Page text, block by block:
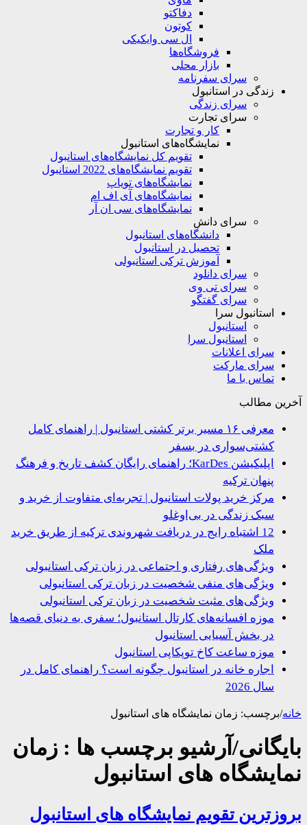
دفاکتو
کوتون
ال سی وایکیکی
فروشگاه‌ها
بازار محلی
سرای سفرنامه
زندگی در استانبول
سرای زندگی
سرای تجارت
کار و تجارت
نمایشگاه‌های استانبول
تقویم کل نمایشگاه‌های استانبول
تقویم نمایشگاه‌های 2022 استانبول
نمایشگاه‌های تویاپ
نمایشگاه‌های آی اف ام
نمایشگاه‌های سی ان آر
سرای دانش
دانشگاه‌های استانبول
تحصیل در استانبول
آموزش ترکی استانبولی
سرای دانلود
سرای تی وی
سرای گفتگو
استانبول سرا
استانبول
استانبول سرا
سرای اعلانات
سرای مارکت
تماس با ما
مطالب
معرفی ۱۶ مسیر برتر کشتی استانبول | راهنمای کامل
کشتی‌سواری در بسفر
اپلیکیشن KarDes؛ راهنمای رایگان کشف تاریخ و فرهنگ
پنهان ترکیه
مرکز خرید پولات استانبول | تجربه‌ای متفاوت از خرید و
سبک زندگی در بی‌اوغلو
12 اشتباه رایج در دریافت شهروندی ترکیه از طریق خرید
ویژگی‌های رفتاری و اجتماعی در زبان ترکی استانبولی
ویژگی‌های منفی شخصیت در زبان ترکی استانبولی
ویژگی‌های مثبت شخصیت در زبان ترکی استانبولی
موزه افسانه‌های کارتال استانبول؛ سفری به دنیای قصه‌ها
در بخش آسیایی استانبول
موزه ساعت کاخ توپکاپی استانبول
اجاره خانه در استانبول چگونه است؟ راهنمای کامل در
سال 2026
برچسب:زمان نمایشگاه های استانبول
آرشیو برچسب ها :زمان
های استانبول
تقویم نمایشگاه های استانبول